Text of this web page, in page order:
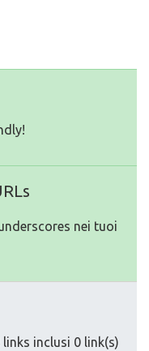
nei tuoi
inclusi 0 link(s)